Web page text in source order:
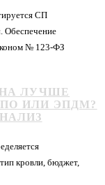
СП
Обеспечение
№ 123-ФЗ
ЛУЧШЕ
ИЛИ ЭПДМ?
кровли, бюджет,